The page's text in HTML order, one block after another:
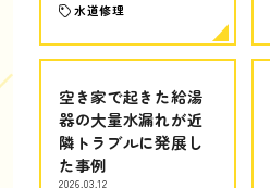
水道修理
空き家で起きた給湯
器の大量水漏れが近
隣トラブルに発展し
た事例
2026.03.12